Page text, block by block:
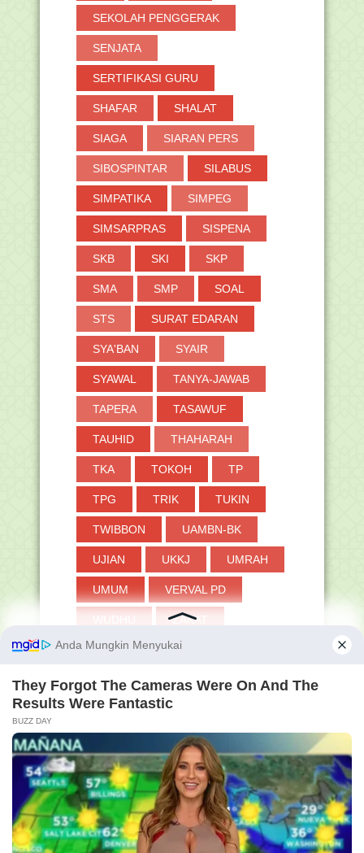
SEKOLAH PENGGERAK
SENJATA
SERTIFIKASI GURU
SHAFAR SHALAT
SIAGA SIARAN PERS
SIBOSPINTAR SILABUS
SIMPATIKA SIMPEG
SIMSARPRAS SISPENA
SKB SKI SKP
SMA SMP SOAL
STS SURAT EDARAN
SYA'BAN SYAIR
SYAWAL TANYA-JAWAB
TAPERA TASAWUF
TAUHID THAHARAH
TKA TOKOH TP
TPG TRIK TUKIN
TWIBBON UAMBN-BK
UJIAN UKKJ UMRAH
UMUM VERVAL PD
ZAKAT
diberikan kesehatan dan blog ini terus
Membershi
p GRATIS
Pengunjun
g Hanapi
Bani
56,048,78